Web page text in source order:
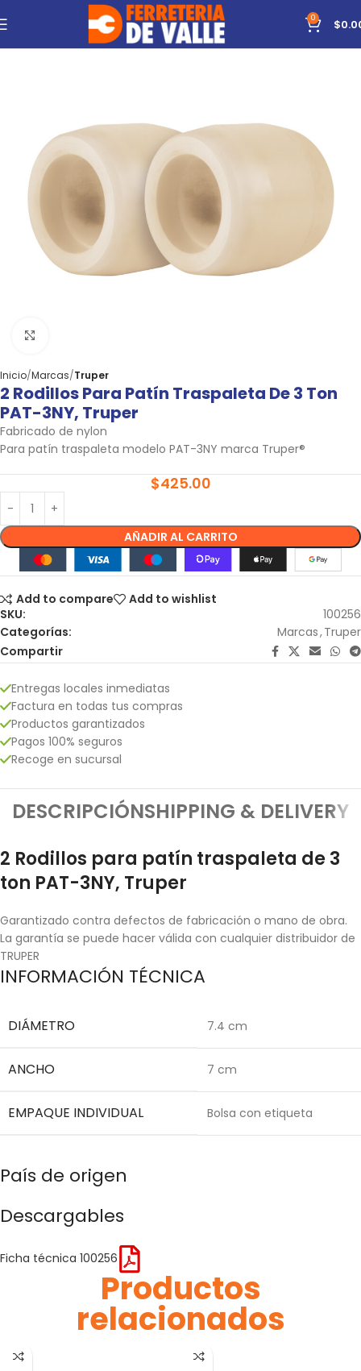
0 $
Inicio Marcas Truper
2 Rodillos Para Patín Traspaleta De 3 Ton
PAT-3NY, Truper
Fabricado de nylon
Para patín traspaleta modelo PAT-3NY marca Truper®
$425.00
AÑADIR AL CARRITO
Add to compare
Add to wishlist
SKU:
100256
Categorías:
Marcas,Truper
Compartir
Entregas locales inmediatas
Factura en todas tus compras
Productos garantizados
Pagos 100% seguros
Recoge en sucursal
DESCRIPCIÓNSHIPPING & DELIVERY
2 Rodillos para patín traspaleta de 3
ton PAT-3NY, Truper
Garantizado contra defectos de fabricación o mano de obra.
La garantía se puede hacer válida con cualquier distribuidor de
TRUPER
INFORMACIÓN TÉCNICA
DIÁMETRO 7.4 cm
ANCHO 7 cm
EMPAQUE INDIVIDUAL Bolsa con etiqueta
País de origen
Descargables
Ficha técnica 100256
Productos
relacionados